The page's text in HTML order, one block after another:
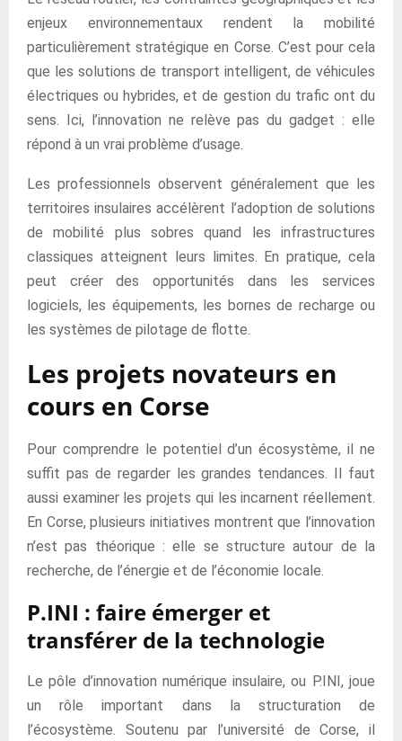
enjeux environnementaux rendent la mobilité
particulièrement stratégique en Corse. C’est pour cela
que les solutions de transport intelligent, de véhicules
électriques ou hybrides, et de gestion du trafic ont du
sens. Ici, l’innovation ne relève pas du gadget : elle
répond à un vrai problème d’usage.
Les professionnels observent généralement que les
territoires insulaires accélèrent l’adoption de solutions
de mobilité plus sobres quand les infrastructures
classiques atteignent leurs limites. En pratique, cela
peut créer des opportunités dans les services
logiciels, les équipements, les bornes de recharge ou
les systèmes de pilotage de flotte.
Les projets novateurs en
cours en Corse
Pour comprendre le potentiel d’un écosystème, il ne
suffit pas de regarder les grandes tendances. Il faut
aussi examiner les projets qui les incarnent réellement.
En Corse, plusieurs initiatives montrent que l’innovation
n’est pas théorique : elle se structure autour de la
recherche, de l’énergie et de l’économie locale.
P.INI : faire émerger et
transférer de la technologie
Le pôle d’innovation numérique insulaire, ou P.INI, joue
un rôle important dans la structuration de
l’écosystème. Soutenu par l’université de Corse, il